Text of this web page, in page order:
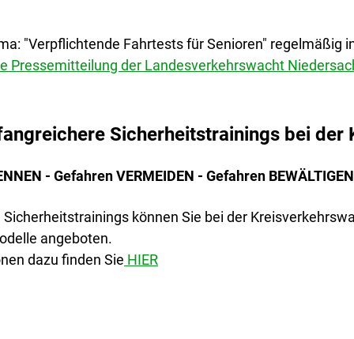
"Verpflichtende Fahrtests für Senioren" regelmäßig
Pressemitteilung der Landesverkehrswacht
Sicherheitstrainings bei der
- Gefahren VERMEIDEN - Gefahren
können Sie bei der
angeboten.
dazu finden Sie HIER